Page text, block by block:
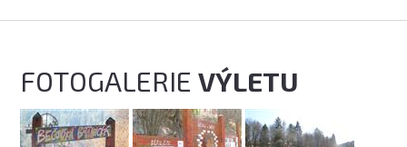
FOTOGALERIEVÝLETU